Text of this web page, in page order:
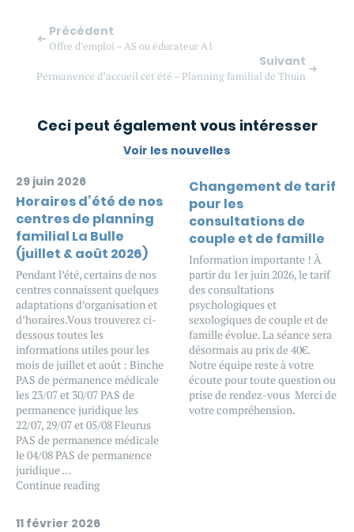
Précédent
Offre d’emploi – AS ou éducateur A1
Suivant
Permanence d’accueil cet été – Planning familial de Thuin
Ceci peut également vous intéresser
Voir les nouvelles
Horaires d’été de nos
centres de planning
familial La Bulle
(juillet & août 2026)
29 juin 2026
Pendant l’été, certains de nos
centres connaissent quelques
adaptations d’organisation et
d’horaires.Vous trouverez ci-
dessous toutes les
informations utiles pour les
mois de juillet et août : Binche
PAS de permanence médicale
les 23/07 et 30/07 PAS de
permanence juridique les
22/07, 29/07 et 05/08 Fleurus
PAS de permanence médicale
le 04/08 PAS de permanence
juridique …
Continue reading
Changement de tarif
pour les
consultations de
couple et de famille
Information importante ! À
partir du 1er juin 2026, le tarif
des consultations
psychologiques et
sexologiques de couple et de
famille évolue. La séance sera
désormais au prix de 40€.
Notre équipe reste à votre
écoute pour toute question ou
prise de rendez-vous Merci de
votre compréhension.
11 février 2026